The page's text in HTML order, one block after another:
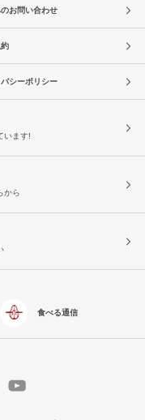
お問い合わせ
シーポリシー
います!
から
食べる通信